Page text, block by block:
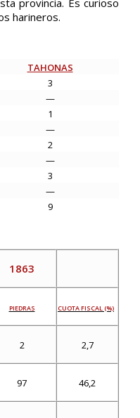
provincia. Es curioso
harineros.
TAHONAS
3
—
1
—
2
—
3
—
9
1863
PIEDRAS CUOTA FISCAL (%)
2 2,7
97 46,2